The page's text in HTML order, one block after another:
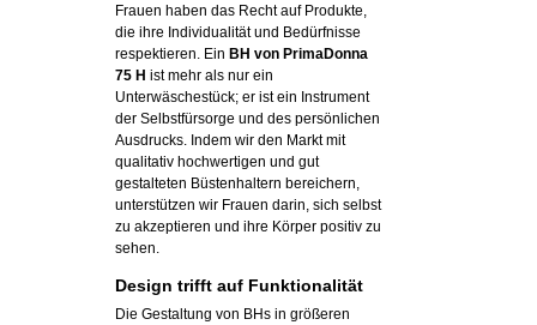
Frauen haben das Recht auf Produkte,
die ihre Individualität und Bedürfnisse
respektieren. Ein BH von PrimaDonna
75 H ist mehr als nur ein
Unterwäschestück; er ist ein Instrument
der Selbstfürsorge und des persönlichen
Ausdrucks. Indem wir den Markt mit
qualitativ hochwertigen und gut
gestalteten Büstenhaltern bereichern,
unterstützen wir Frauen darin, sich selbst
zu akzeptieren und ihre Körper positiv zu
sehen.
Design trifft auf Funktionalität
Die Gestaltung von BHs in größeren